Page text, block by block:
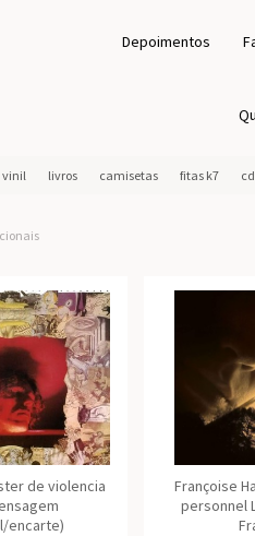
Depoimentos
vinil livros camisetas fitas k7
de violencia
encarte)
Françoise
personnel